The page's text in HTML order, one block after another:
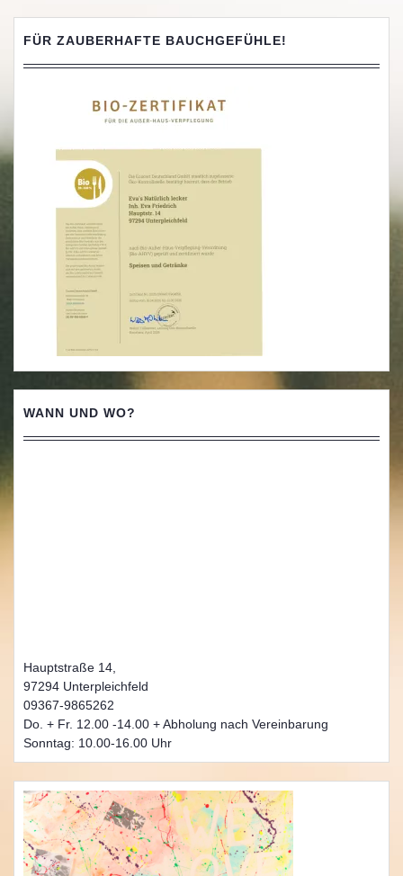
FÜR ZAUBERHAFTE BAUCHGEFÜHLE!
WANN UND WO?
Hauptstraße 14,
97294 Unterpleichfeld
09367-9865262
Do. + Fr. 12.00 -14.00 + Abholung nach Vereinbarung
Sonntag: 10.00-16.00 Uhr